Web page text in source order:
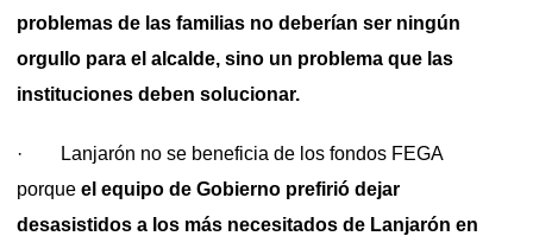
problemas de las familias no deberían ser ningún
orgullo para el alcalde, sino un problema que las
instituciones deben solucionar.
· Lanjarón no se beneficia de los fondos FEGA
porque el equipo de Gobierno prefirió dejar
desasistidos a los más necesitados de Lanjarón en